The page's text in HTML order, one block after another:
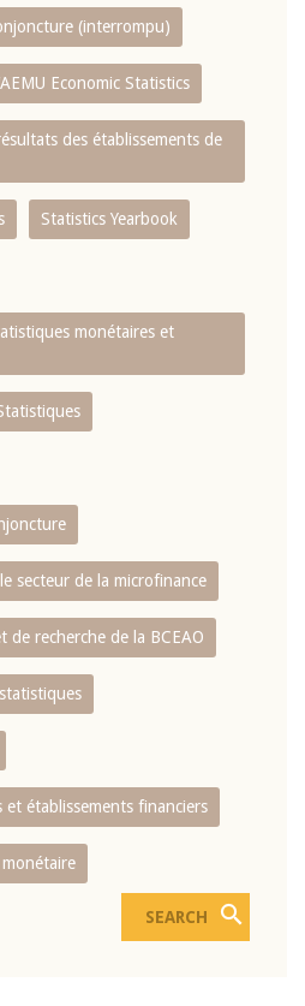
(interrompu)
Economic Statistics
des établissements de
Statistics Yearbook
monétaires et
secteur de la microfinance
de recherche de la BCEAO
établissements financiers